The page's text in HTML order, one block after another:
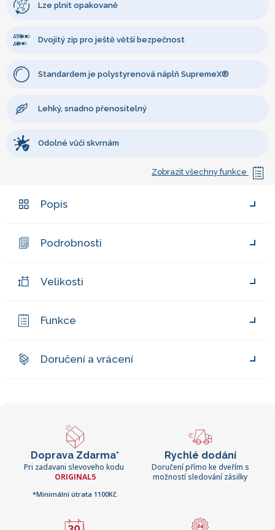
Lze plnit opakovaně
Dvojitý zip pro ještě větší bezpečnost
Standardem je polystyrenová náplň SupremeX®
Lehký, snadno přenositelný
Odolné vůči skvrnám
Zobrazit všechny funkce
Popis
Podrobnosti
Velikosti
Funkce
Doručení a vrácení
Doprava Zdarma*
Pri zadavani slevoveho kodu
ORIGINAL5
*Minimální útrata 1100Kč.
Rychlé dodání
Doručení přímo ke dveřím s
možností sledování zásilky